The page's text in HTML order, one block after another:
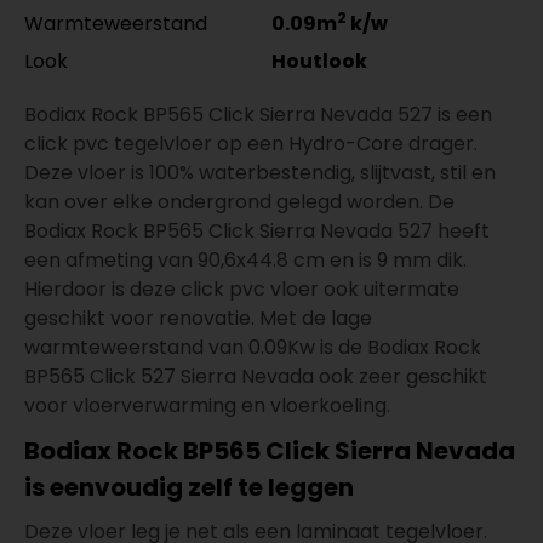
Warmteweerstand
0.09m2 k/w
Look
Houtlook
Bodiax Rock BP565 Click Sierra Nevada 527 is een
click pvc tegelvloer op een Hydro-Core drager.
Deze vloer is 100% waterbestendig, slijtvast, stil en
kan over elke ondergrond gelegd worden. De
Bodiax Rock BP565 Click Sierra Nevada 527 heeft
een afmeting van 90,6x44.8 cm en is 9 mm dik.
Hierdoor is deze click pvc vloer ook uitermate
geschikt voor renovatie. Met de lage
warmteweerstand van 0.09Kw is de Bodiax Rock
BP565 Click 527 Sierra Nevada ook zeer geschikt
voor vloerverwarming en vloerkoeling.
Bodiax Rock BP565 Click Sierra Nevada
is eenvoudig zelf te leggen
Deze vloer leg je net als een laminaat tegelvloer.